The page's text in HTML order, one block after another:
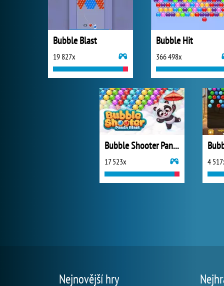
Bubble Blast
19 827x
Bubble Hit
366 498x
Bubble Shooter Panda Blast
17 523x 4
Nejnovější hry